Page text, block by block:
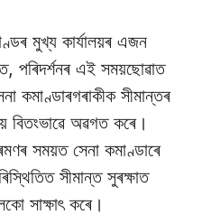
মুখ্য কাৰ্যালয়ৰ এজন
পৰিদৰ্শনৰ এই সময়ছোৱাত
কমাণ্ডাৰগৰাকীক সীমান্তৰ
বিতংভাৱে অৱগত কৰে।
সময়ত সেনা কমাণ্ডাৰে
সীমান্ত সুৰক্ষাত
সাক্ষাৎ কৰে।